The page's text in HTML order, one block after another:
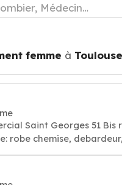
femme à Toulouse
Saint Georges 51 Bis
robe chemise,